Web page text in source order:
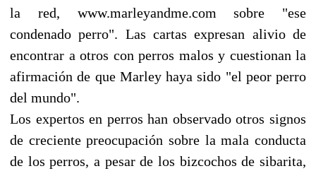
la red, www.marleyandme.com sobre "ese
condenado perro". Las cartas expresan alivio de
encontrar a otros con perros malos y cuestionan la
afirmación de que Marley haya sido "el peor perro
del mundo".
Los expertos en perros han observado otros signos
de creciente preocupación sobre la mala conducta
de los perros, a pesar de los bizcochos de sibarita,